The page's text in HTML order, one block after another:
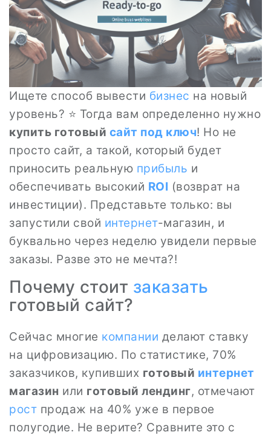
Ищете способ вывести бизнес на новый
уровень? ⭐ Тогда вам определенно нужно
купить готовый сайт под ключ! Но не
просто сайт, а такой, который будет
приносить реальную прибыль и
обеспечивать высокий ROI (возврат на
инвестиции). Представьте только: вы
запустили свой интернет-магазин, и
буквально через неделю увидели первые
заказы. Разве это не мечта?!
Почему стоит заказать
готовый сайт?
Сейчас многие компании делают ставку
на цифровизацию. По статистике, 70%
заказчиков, купивших готовый интернет
магазин или готовый лендинг, отмечают
рост продаж на 40% уже в первое
полугодие. Не верите? Сравните это с